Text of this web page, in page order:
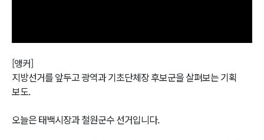
[앵커]
지방선거를 앞두고 광역과 기초단체장 후보군을 살펴보는 기획
보도.
오늘은 태백시장과 철원군수 선거입니다.